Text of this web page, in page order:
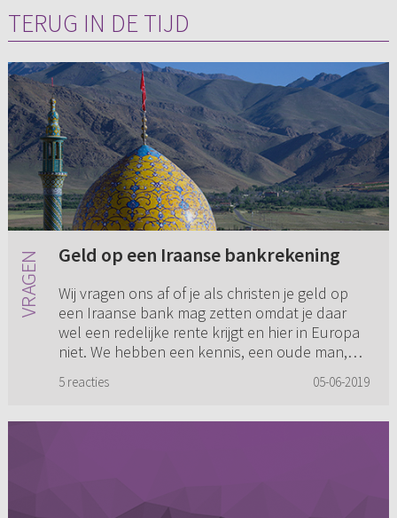
TERUG IN DE TIJD
Geld op een Iraanse bankrekening
Wij vragen ons af of je als christen je geld op
een Iraanse bank mag zetten omdat je daar
wel een redelijke rente krijgt en hier in Europa
niet. We hebben een kennis, een oude man,
5 reacties 05-06-2019